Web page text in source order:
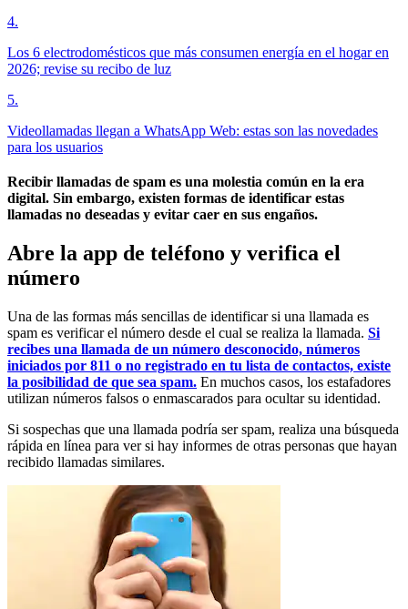
4.
Los 6 electrodomésticos que más consumen energía en el hogar en
2026; revise su recibo de luz
5.
Videollamadas llegan a WhatsApp Web: estas son las novedades
para los usuarios
Recibir llamadas de spam es una molestia común en la era
digital. Sin embargo, existen formas de identificar estas
llamadas no deseadas y evitar caer en sus engaños.
Abre la app de teléfono y verifica el
número
Una de las formas más sencillas de identificar si una llamada es
spam es verificar el número desde el cual se realiza la llamada. Si
recibes una llamada de un número desconocido, números
iniciados por 811 o no registrado en tu lista de contactos, existe
la posibilidad de que sea spam. En muchos casos, los estafadores
utilizan números falsos o enmascarados para ocultar su identidad.
Si sospechas que una llamada podría ser spam, realiza una búsqueda
rápida en línea para ver si hay informes de otras personas que hayan
recibido llamadas similares.